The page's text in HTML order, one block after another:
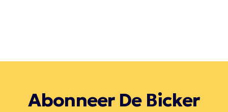
Abonneer De Bicker